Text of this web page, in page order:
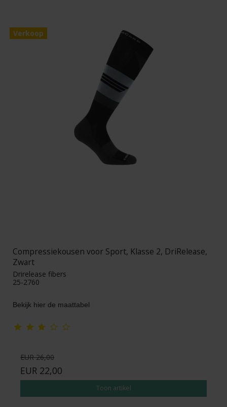
Verkoop
Compressiekousen voor Sport, Klasse 2, DriRelease,
Zwart
Drirelease fibers
25-2760
Bekijk hier de maattabel
EUR 26,00
EUR 22,00
Toon artikel